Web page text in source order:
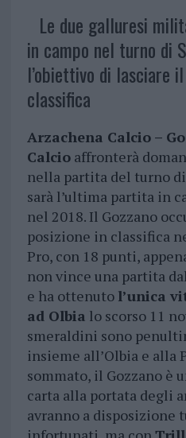
Le due galluresi
in campo nel turno di
l’obiettivo di lasciare
classifica
Arzachena Calcio –
Calcioaffronterà
nella partita del turno
sarà l’ultima partita in
nel 2018. Il Gozzano
posizione in classifica
Pro, con 18 punti,
non vince una partita
e ha ottenuto l’unica
ad Olbia lo scorso 11
smeraldini sono
insieme all’Olbia e alla
sommato, il Gozzano è
carta alla portata degli
avranno a disposizione